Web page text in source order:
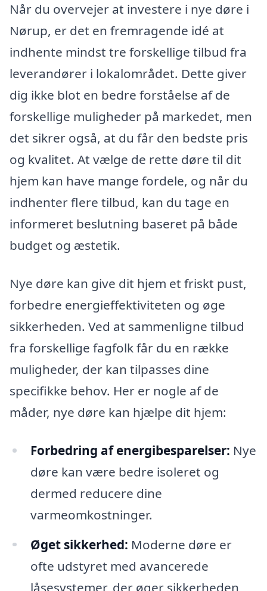
Når du overvejer at investere i nye døre i
Nørup, er det en fremragende idé at
indhente mindst tre forskellige tilbud fra
leverandører i lokalområdet. Dette giver
dig ikke blot en bedre forståelse af de
forskellige muligheder på markedet, men
det sikrer også, at du får den bedste pris
og kvalitet. At vælge de rette døre til dit
hjem kan have mange fordele, og når du
indhenter flere tilbud, kan du tage en
informeret beslutning baseret på både
budget og æstetik.
Nye døre kan give dit hjem et friskt pust,
forbedre energieffektiviteten og øge
sikkerheden. Ved at sammenligne tilbud
fra forskellige fagfolk får du en række
muligheder, der kan tilpasses dine
specifikke behov. Her er nogle af de
måder, nye døre kan hjælpe dit hjem:
Forbedring af energibesparelser: Nye
døre kan være bedre isoleret og
dermed reducere dine
varmeomkostninger.
Øget sikkerhed: Moderne døre er
ofte udstyret med avancerede
låsesystemer, der øger sikkerheden